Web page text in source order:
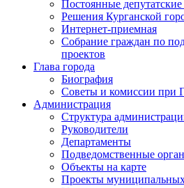
Постоянные
Решения Курганской
Интернет-приемная
Собрание граждан по
проектов
Глава города
Биография
Советы и комиссии при
Администрация
Структура
Руководители
Департаменты
Подведомственные
Объекты на карте
Проекты